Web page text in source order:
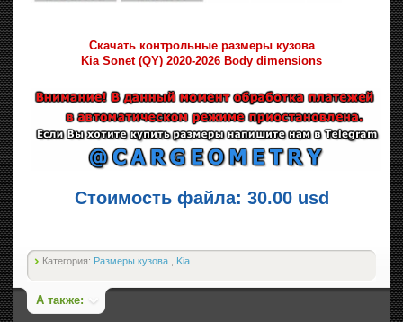
Скачать контрольные размеры кузова
Kia Sonet (QY) 2020-2026 Body dimensions
Стоимость файла: 30.00 usd
Категория: Размеры кузова , Kia
А также: